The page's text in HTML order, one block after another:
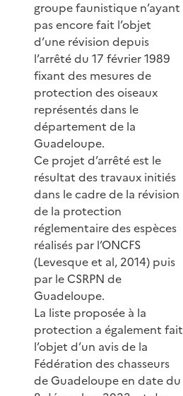
groupe faunistique n’ayant
pas encore fait l’objet
d’une révision depuis
l’arrêté du 17 février 1989
fixant des mesures de
protection des oiseaux
représentés dans le
département de la
Guadeloupe.
Ce projet d’arrêté est le
résultat des travaux initiés
dans le cadre de la révision
de la protection
réglementaire des espèces
réalisés par l’ONCFS
(Levesque et al, 2014) puis
par le CSRPN de
Guadeloupe.
La liste proposée à la
protection a également fait
l’objet d’un avis de la
Fédération des chasseurs
de Guadeloupe en date du